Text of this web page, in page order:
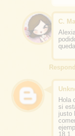
C.
Hola
si
justo
18.1,